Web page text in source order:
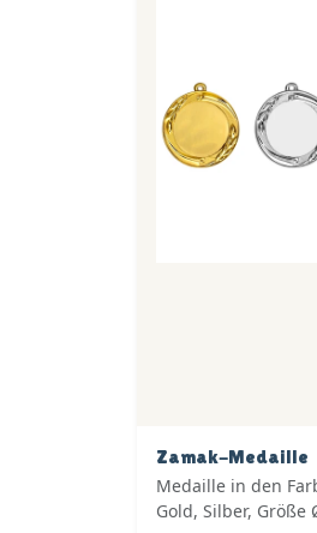
Zamak-Medaille
Medaille in den
Gold, Silber, Größe